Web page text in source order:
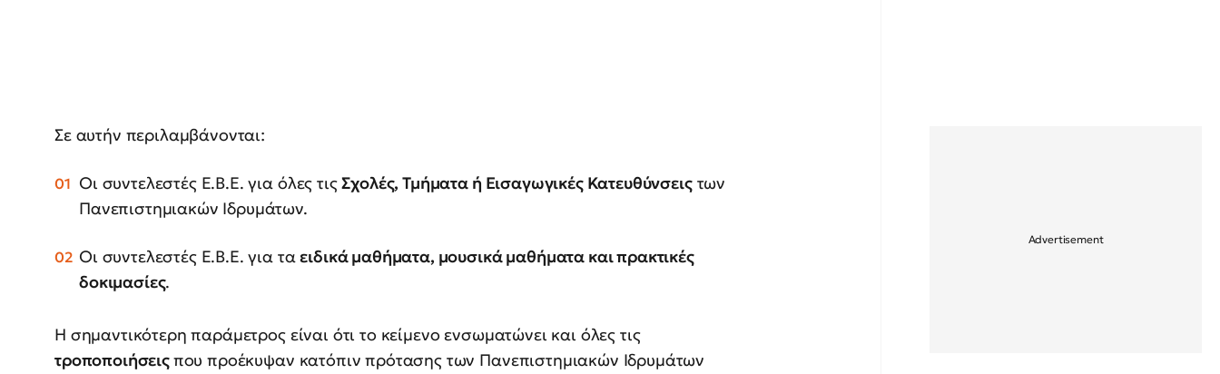
Σε αυτήν περιλαμβάνονται:
Οι συντελεστές Ε.Β.Ε. για όλες τιςΣχολές, Τμήματα ή Εισαγωγικές Κατευθύνσειςτων
Πανεπιστημιακών Ιδρυμάτων.
Οι συντελεστές Ε.Β.Ε. για ταειδικά μαθήματα, μουσικά μαθήματα και πρακτικές
δοκιμασίες.
Η σημαντικότερη παράμετρος είναι ότι το κείμενο ενσωματώνει και όλες τις
τροποποιήσειςπου προέκυψαν κατόπιν πρότασης των Πανεπιστημιακών Ιδρυμάτων